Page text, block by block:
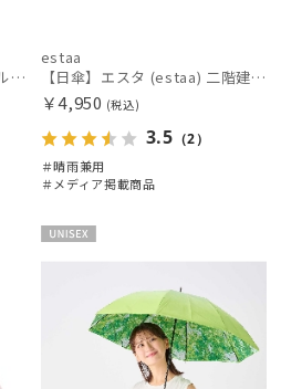
【日傘】エスタ (estaa) パールコーティング ハートヒートカット 長傘晴雨兼用 一級遮光 UV
estaa
【日傘】エスタ (estaa) 二階建て 断熱 バイカラーグログラン UV100 遮光100 晴雨兼用
￥4,950 (税込)
3.5 （2）
＃晴雨兼用
＃メディア掲載商品